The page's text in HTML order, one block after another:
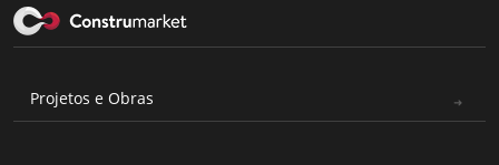
Projetos e Obras